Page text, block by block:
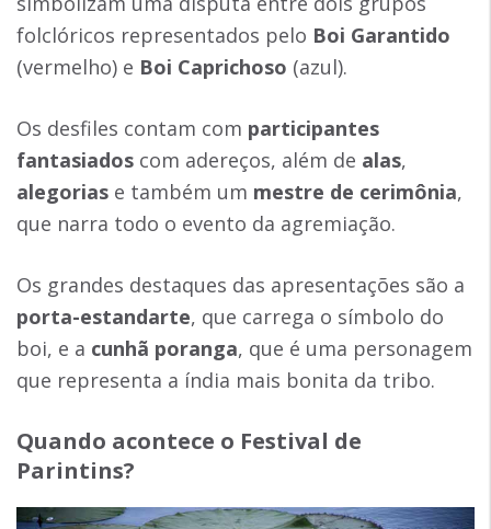
folclóricos representados pelo Boi Garantido
(vermelho) e Boi Caprichoso (azul).
Os desfiles contam com participantes
fantasiados com adereços, além de alas,
alegorias e também um mestre de cerimônia,
que narra todo o evento da agremiação.
Os grandes destaques das apresentações são a
porta-estandarte, que carrega o símbolo do
boi, e a cunhã poranga, que é uma personagem
que representa a índia mais bonita da tribo.
Quando acontece o Festival de
Parintins?